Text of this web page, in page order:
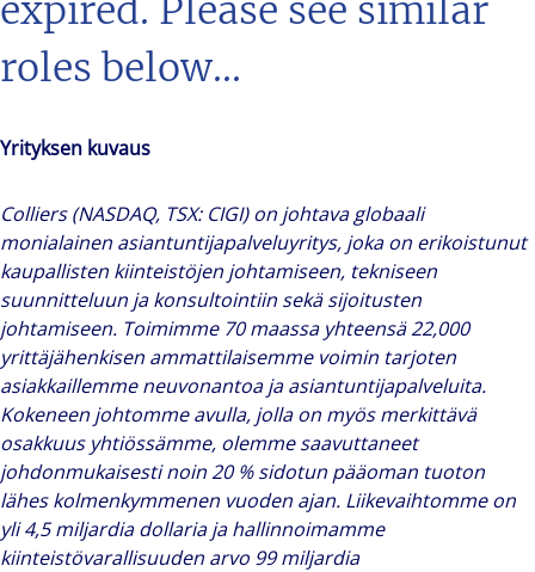
expired. Please see similar
roles below...
Yrityksen kuvaus
Colliers (NASDAQ, TSX: CIGI) on johtava globaali
monialainen asiantuntijapalveluyritys, joka on erikoistunut
kaupallisten kiinteistöjen johtamiseen, tekniseen
suunnitteluun ja konsultointiin sekä sijoitusten
johtamiseen. Toimimme 70 maassa yhteensä 22,000
yrittäjähenkisen ammattilaisemme voimin tarjoten
asiakkaillemme neuvonantoa ja asiantuntijapalveluita.
Kokeneen johtomme avulla, jolla on myös merkittävä
osakkuus yhtiössämme, olemme saavuttaneet
johdonmukaisesti noin 20 % sidotun pääoman tuoton
lähes kolmenkymmenen vuoden ajan. Liikevaihtomme on
yli 4,5 miljardia dollaria ja hallinnoimamme
kiinteistövarallisuuden arvo 99 miljardia